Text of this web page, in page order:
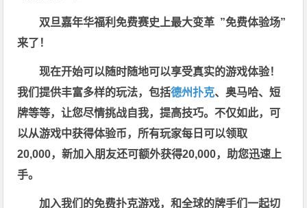
双旦嘉年华福利免费赛史上最大变革 ”免费体验场”
来了！
现在开始可以随时随地可以享受真实的游戏体验！
我们提供丰富多样的玩法，包括德州扑克、奥马哈、短
牌等等，让您尽情挑战自我，提高技巧。不仅如此， 可
以从游戏中获得体验币，所有玩家每日可以领取
20,000，新加入朋友还可额外获得20,000，助您迅速上
手。
加入我们的免费扑克游戏，和全球的牌手们一起切